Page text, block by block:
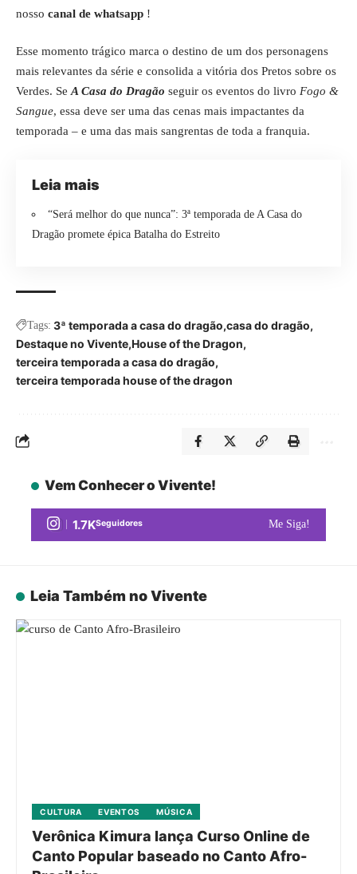
nosso canal de whatsapp !
Esse momento trágico marca o destino de um dos personagens
mais relevantes da série e consolida a vitória dos Pretos sobre os
Verdes. SeA Casa do Dragão seguir os eventos do livro Fogo &
Sangue, essa deve ser uma das cenas mais impactantes da
temporada – e uma das mais sangrentas de toda a franquia.
Leia mais
“Será melhor do que nunca”: 3ª temporada de A Casa do
Dragão promete épica Batalha do Estreito
Tags: 3ª temporada a casa do dragão casa do dragão
Destaque no Vivente House of the Dragon
terceira temporada a casa do dragão
terceira temporada house of the dragon
Vem Conhecer o Vivente!
1.7KSeguidores Me Siga!
Leia Também no Vivente
CULTURA EVENTOS MÚSICA
Verônica Kimura lança Curso Online de
Canto Popular baseado no Canto Afro-